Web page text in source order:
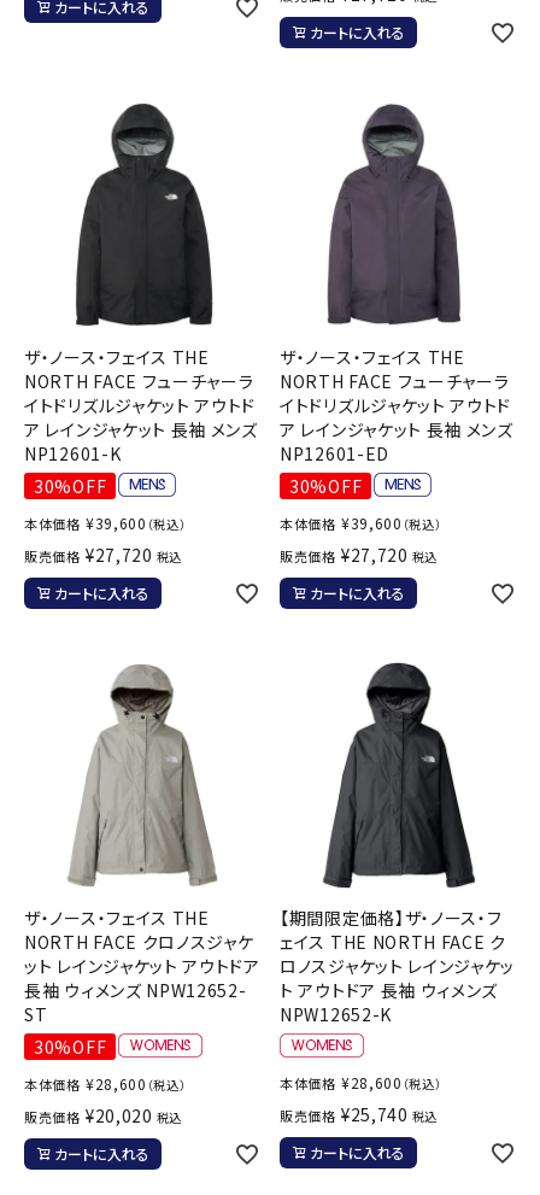
カートに入れる
カートに入れる
ザ・ノース・フェイス THE
NORTH FACE フューチャーラ
イトドリズルジャケット アウトド
ア レインジャケット 長袖 メンズ
NP12601-K
30%OFF
本体価格 ¥39,600 （税込）
販売価格 ¥27,720 税込
カートに入れる
ザ・ノース・フェイス THE
NORTH FACE フューチャーラ
イトドリズルジャケット アウトド
ア レインジャケット 長袖 メンズ
NP12601-ED
30%OFF
本体価格 ¥39,600 （税込）
販売価格 ¥27,720 税込
カートに入れる
ザ・ノース・フェイス THE
NORTH FACE クロノスジャケ
ット レインジャケット アウトドア
長袖 ウィメンズ NPW12652-
ST
30%OFF
本体価格 ¥28,600 （税込）
販売価格 ¥20,020 税込
カートに入れる
【期間限定価格】ザ・ノース・フ
ェイス THE NORTH FACE ク
ロノスジャケット レインジャケッ
ト アウトドア 長袖 ウィメンズ
NPW12652-K
本体価格 ¥28,600 （税込）
販売価格 ¥25,740 税込
カートに入れる